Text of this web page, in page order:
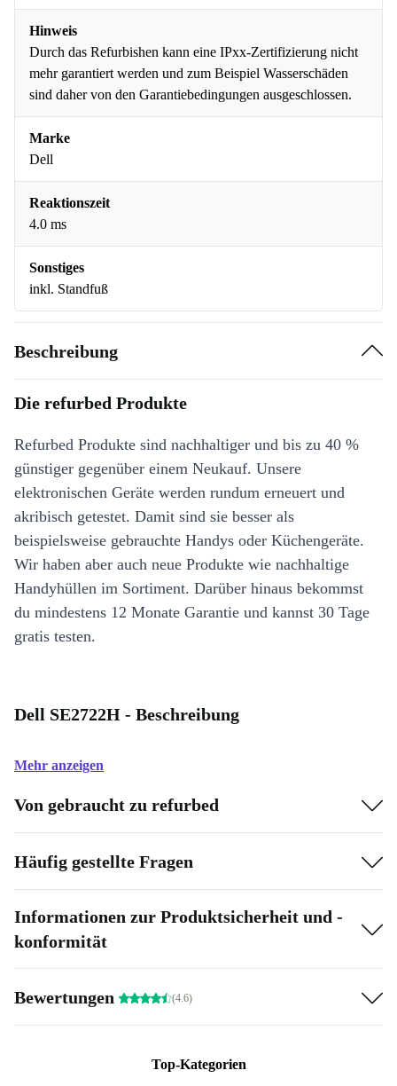
Hinweis
Durch das Refurbishen kann eine IPxx-Zertifizierung nicht
mehr garantiert werden und zum Beispiel Wasserschäden
sind daher von den Garantiebedingungen ausgeschlossen.
Marke
Dell
Reaktionszeit
4.0 ms
Sonstiges
inkl. Standfuß
Beschreibung
Die refurbed Produkte
Refurbed Produkte sind nachhaltiger und bis zu 40 %
günstiger gegenüber einem Neukauf. Unsere
elektronischen Geräte werden rundum erneuert und
akribisch getestet. Damit sind sie besser als
beispielsweise gebrauchte Handys oder Küchengeräte.
Wir haben aber auch neue Produkte wie nachhaltige
Handyhüllen im Sortiment. Darüber hinaus bekommst
du mindestens 12 Monate Garantie und kannst 30 Tage
gratis testen.
Dell SE2722H - Beschreibung
Mehr anzeigen
Von gebraucht zu refurbed
Häufig gestellte Fragen
Informationen zur Produktsicherheit und -
konformität
Bewertungen (4.6)
Top-Kategorien